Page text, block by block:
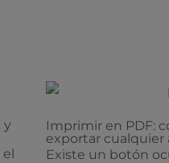
y
el
Imprimir en PDF:
exportar cualquier
Existe un botón